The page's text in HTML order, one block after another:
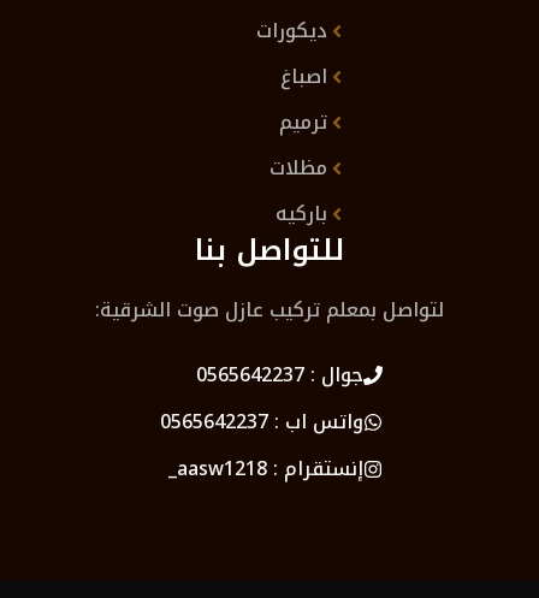
ديكورات
اصباغ
ترميم
مظلات
باركيه
للتواصل بنا
لتواصل بمعلم تركيب عازل صوت الشرقية:
جوال :0565642237
واتس اب :0565642237
إنستقرام :aasw1218_